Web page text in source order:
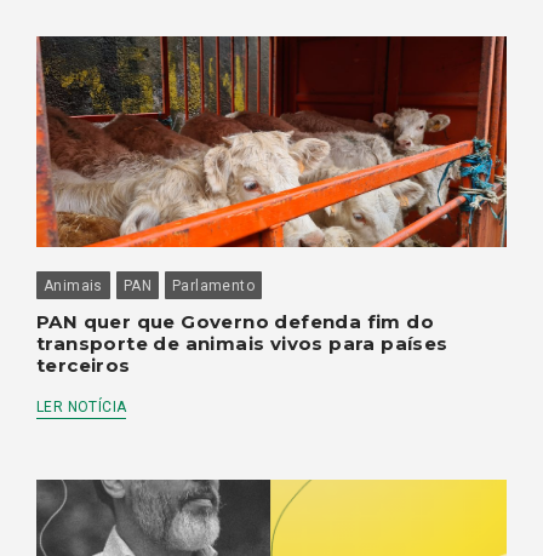
Animais PAN Parlamento
PAN quer que Governo defenda fim do
transporte de animais vivos para países
terceiros
LER NOTÍCIA